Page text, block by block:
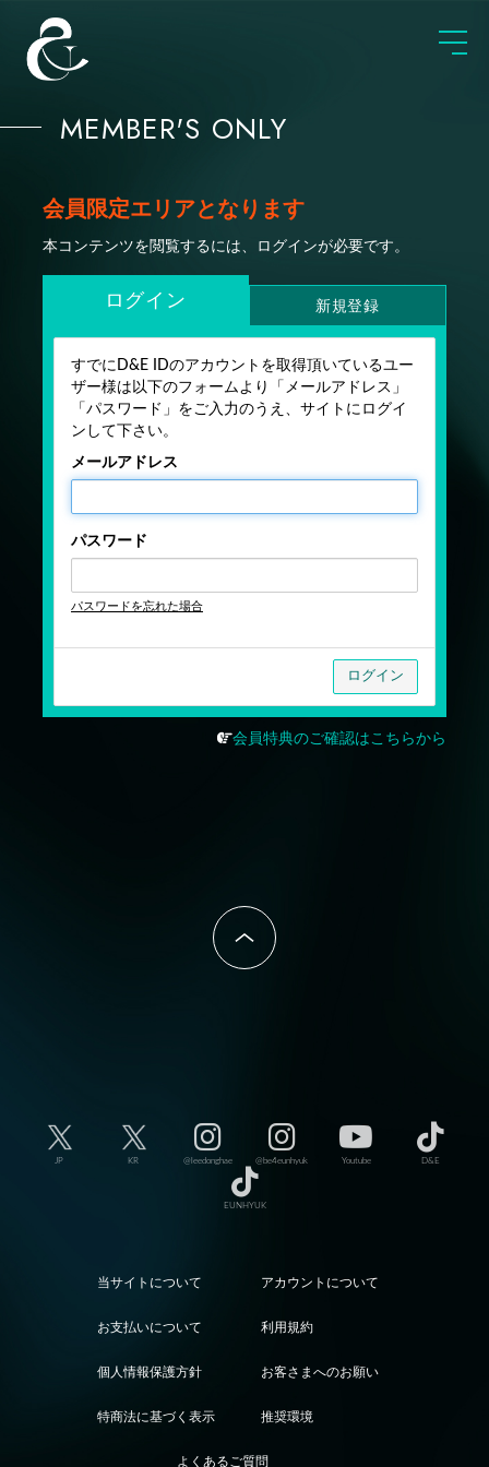
MEMBER'S ONLY
会員限定エリアとなります
本コンテンツを閲覧するには、ログインが必要です。
ログイン 新規登録
すでにD&E IDのアカウントを取得頂いているユー
ザー様は以下のフォームより「メールアドレス」
「パスワード」をご入力のうえ、サイトにログイ
ンして下さい。
メールアドレス
パスワード
パスワードを忘れた場合
会員特典のご確認はこちらから
JP KR @leedonghae @be4eunhyuk Youtube D&E
EUNHYUK
当サイトについて アカウントについて
お支払いについて 利用規約
個人情報保護方針 お客さまへのお願い
特商法に基づく表示 推奨環境
よくあるご質問